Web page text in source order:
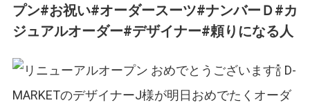
プン#お祝い#オーダースーツ#ナンバーＤ#カ
ジュアルオーダー#デザイナー#頼りになる人